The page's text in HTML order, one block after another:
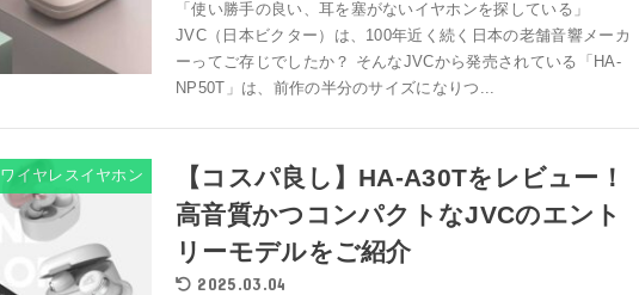
「使い勝手の良い、耳を塞がないイヤホンを探している」
JVC（日本ビクター）は、100年近く続く日本の老舗音響メーカ
ーってご存じでしたか？ そんなJVCから発売されている「HA-
NP50T」は、前作の半分のサイズになりつ...
ワイヤレスイヤホン
【コスパ良し】HA-A30Tをレビュー！
高音質かつコンパクトなJVCのエント
リーモデルをご紹介
2025.03.04